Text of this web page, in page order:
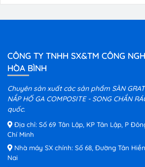
CÔNG TY TNHH SX&TM CÔNG
HÒA BÌNH
Chuyên sản xuất các sản phẩm SÀN
NẮP HỐ GA COMPOSITE - SONG CHẮN
quốc.
Địa chỉ: Số 69 Tân Lập, KP Tân Lập, P
Chí Minh
Nhà máy SX chính: Số 68, Đường Tân
Nai